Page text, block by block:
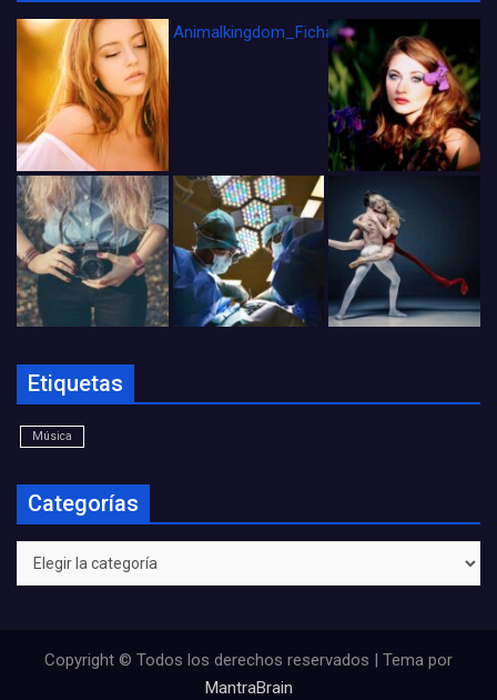
Animalkingdom_FichaCine
Etiquetas
Música
Categorías
Categorías
Copyright © Todos los derechos reservados | Tema por
MantraBrain